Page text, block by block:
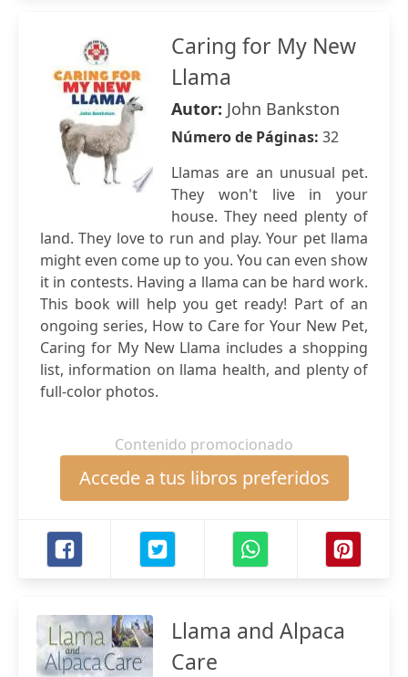
Caring for My New
Llama
Autor: John Bankston
Número de Páginas: 32
Llamas are an unusual pet.
They won't live in your
house. They need plenty of
land. They love to run and play. Your pet llama
might even come up to you. You can even show
it in contests. Having a llama can be hard work.
This book will help you get ready! Part of an
ongoing series, How to Care for Your New Pet,
Caring for My New Llama includes a shopping
list, information on llama health, and plenty of
full-color photos.
Contenido promocionado
Accede a tus libros preferidos
Llama and Alpaca
Care